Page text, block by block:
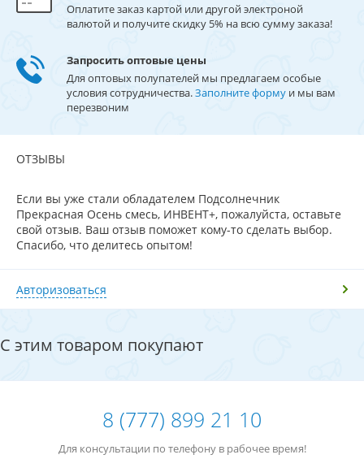
Оплатите заказ картой или другой электроной
валютой и получите скидку 5% на всю сумму заказа!
Запросить оптовые цены
Для оптовых полупателей мы предлагаем особые
условия сотрудничества.Заполните форму и мы вам
перезвоним
ОТЗЫВЫ
Если вы уже стали обладателем Подсолнечник
Прекрасная Осень смесь, ИНВЕНТ+, пожалуйста, оставьте
свой отзыв. Ваш отзыв поможет кому-то сделать выбор.
Спасибо, что делитесь опытом!
Авторизоваться
С этим товаром покупают
8 (777) 899 21 10
Для консультации по телефону в рабочее время!